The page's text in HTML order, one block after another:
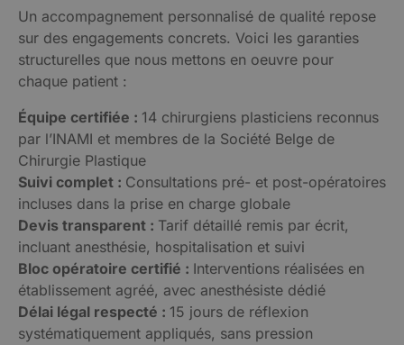
Un accompagnement personnalisé de qualité repose
sur des engagements concrets. Voici les garanties
structurelles que nous mettons en oeuvre pour
chaque patient :
Équipe certifiée : 14 chirurgiens plasticiens reconnus
par l’INAMI et membres de la Société Belge de
Chirurgie Plastique
Suivi complet : Consultations pré- et post-opératoires
incluses dans la prise en charge globale
Devis transparent : Tarif détaillé remis par écrit,
incluant anesthésie, hospitalisation et suivi
Bloc opératoire certifié : Interventions réalisées en
établissement agréé, avec anesthésiste dédié
Délai légal respecté : 15 jours de réflexion
systématiquement appliqués, sans pression